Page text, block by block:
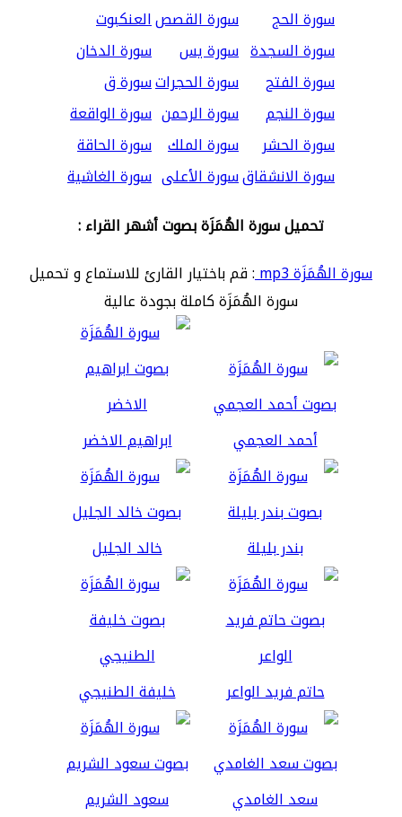
سورة الحج
سورة القصصالعنكبوت
سورة السجدة سورة يس
سورة الدخان
سورة الفتح
سورة الحجراتسورة ق
سورة النجم
سورة الرحمن سورة الواقعة
سورة الحشر
سورة الملك سورة الحاقة
سورة الانشقاقسورة الأعلى سورة الغاشية
تحميل سورة الهُمَزَة بصوت أشهر القراء :
سورة الهُمَزَة mp3
: قم باختيار القارئ للاستماع و تحميل
سورة الهُمَزَة كاملة بجودة عالية
أحمد العجمي ابراهيم الاخضر
بندر بليلة خالد الجليل
حاتم فريد الواعر خليفة الطنيجي
سعد الغامدي سعود الشريم